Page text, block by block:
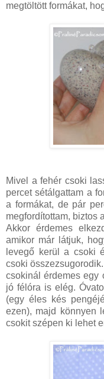
megtöltött formákat,
Mivel a fehér csoki
percet sétálgattam a
a formákat, de pár
megfordítottam, biztos
Akkor érdemes
amikor már látjuk,
levegő kerül a csoki
csoki
csokinál érdemes egy
jó félóra is elég.
(egy éles kés
ezen), majd könnyen
csokit szépen ki lehet